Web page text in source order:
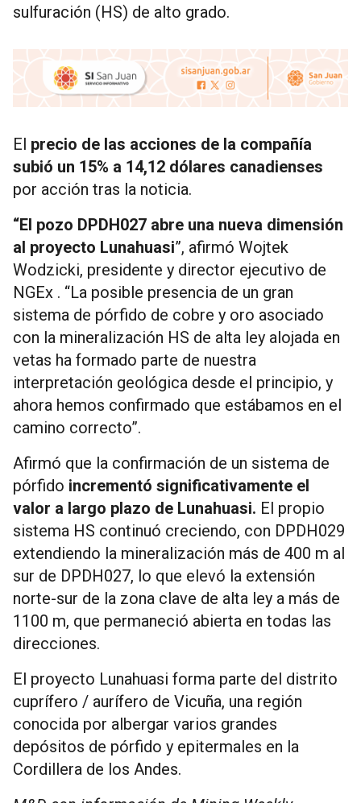
sulfuración (HS) de alto grado.
El precio de las acciones de la compañía
subió un 15% a 14,12 dólares canadienses
por acción tras la noticia.
“El pozo DPDH027 abre una nueva dimensión
al proyecto Lunahuasi”, afirmó Wojtek
Wodzicki, presidente y director ejecutivo de
NGEx . “La posible presencia de un gran
sistema de pórfido de cobre y oro asociado
con la mineralización HS de alta ley alojada en
vetas ha formado parte de nuestra
interpretación geológica desde el principio, y
ahora hemos confirmado que estábamos en el
camino correcto”.
Afirmó que la confirmación de un sistema de
pórfido incrementó significativamente el
valor a largo plazo de Lunahuasi. El propio
sistema HS continuó creciendo, con DPDH029
extendiendo la mineralización más de 400 m al
sur de DPDH027, lo que elevó la extensión
norte-sur de la zona clave de alta ley a más de
1100 m, que permaneció abierta en todas las
direcciones.
El proyecto Lunahuasi forma parte del distrito
cuprífero / aurífero de Vicuña, una región
conocida por albergar varios grandes
depósitos de pórfido y epitermales en la
Cordillera de los Andes.